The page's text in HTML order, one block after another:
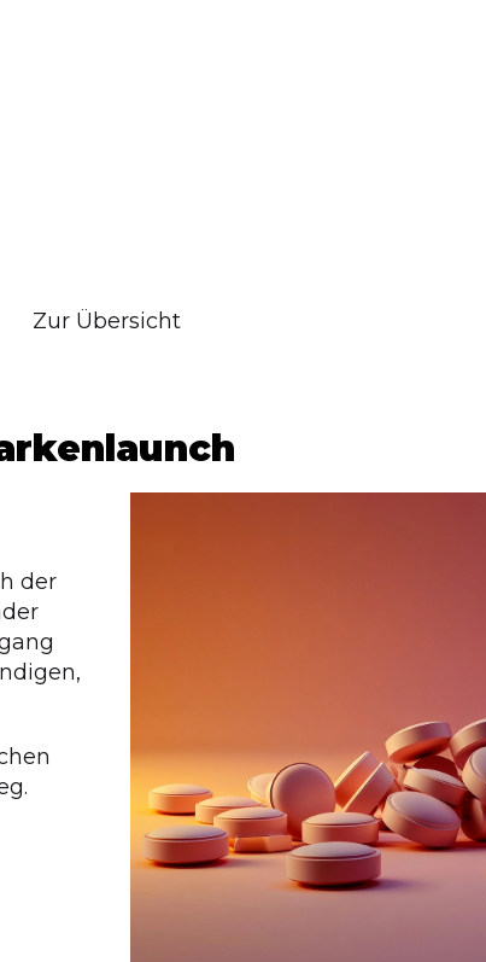
Zur Übersicht
der